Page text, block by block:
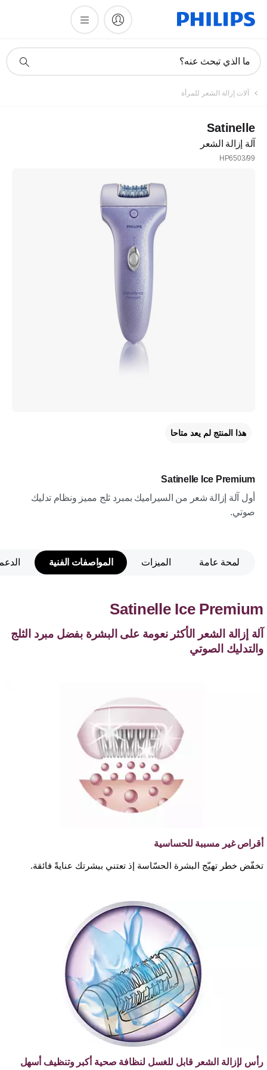
دعم
ما الذي تبحث عنه؟
آلات إزالة الشعر للمرأة
Satinelle
آلة إزالة الشعر
HP6503/99
Satinelle Ice Premium
أول آلة إزالة شعر من السيراميك بمبرد ثلج مميز ونظام تدليك
صوتي.
هذا المنتج لم يعد متاحا
لمحة عامة الميزات المواصفات الفنية
Satinelle Ice Premium
آلة إزالة الشعر الأكثر نعومة على البشرة بفضل مبرد الثلج
والتدليك الصوتي
أقراص غير مسببة للحساسية
تخفّض خطر تهيّج البشرة الحسّاسة إذ تعتني ببشرتك عنايةً فائقة.
رأس لإزالة الشعر قابل للغسل لنظافة صحية أكبر وتنظيف أسهل